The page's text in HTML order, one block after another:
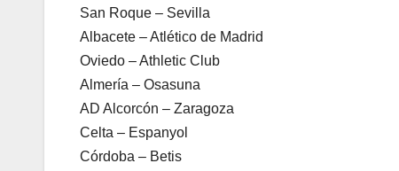
San Roque – Sevilla
Albacete – Atlético de Madrid
Oviedo – Athletic Club
Almería – Osasuna
AD Alcorcón – Zaragoza
Celta – Espanyol
Córdoba – Betis